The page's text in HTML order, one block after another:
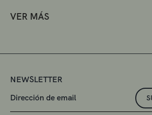
VER MÁS
NEWSLETTER